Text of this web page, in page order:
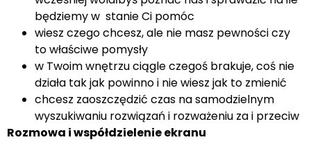
będziemy w stanie Ci pomóc
wiesz czego chcesz, ale nie masz pewności czy
to właściwe pomysły
w Twoim wnętrzu ciągle czegoś brakuje, coś nie
działa tak jak powinno i nie wiesz jak to zmienić
chcesz zaoszczędzić czas na samodzielnym
wyszukiwaniu rozwiązań i rozważeniu za i przeciw
Rozmowa i współdzielenie ekranu